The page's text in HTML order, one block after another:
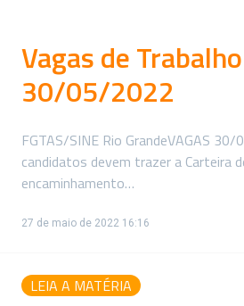
Vagas de
30/05/2022
FGTAS/SINE Rio GrandeVAGAS
candidatos devem trazer a Carteira
encaminhamento…
27 de maio de 2022 16:16
LEIA A MATÉRIA